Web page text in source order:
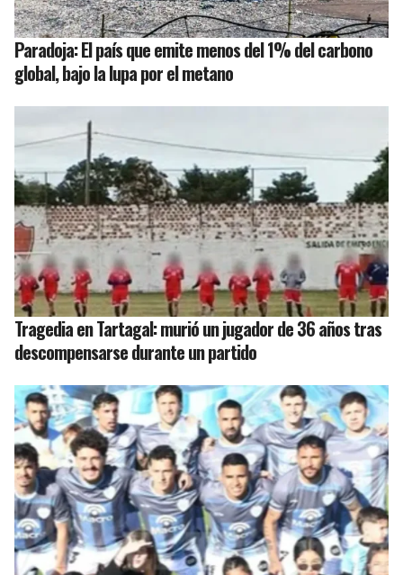
Paradoja: El país que emite menos del 1% del carbono
global, bajo la lupa por el metano
Tragedia en Tartagal: murió un jugador de 36 años tras
descompensarse durante un partido